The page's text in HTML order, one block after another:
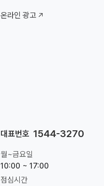
온라인 광고
대표번호 1544-3270
월~금요일
10:00 ~ 17:00
점심시간